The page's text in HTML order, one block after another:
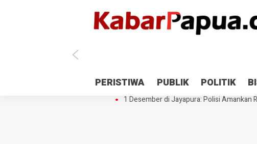
PERISTIWA PUBLIK POLITIK
Antisipasi 1 Desember, TNI Polri Patroli
Gedung Perpustakaan SMPN 5 Sentani
1 Desember di Jayapura: Polisi Amankan